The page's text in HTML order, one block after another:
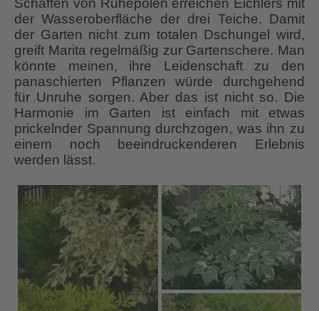
Schaffen von Ruhepolen erreichen Eichlers mit
der Wasseroberfläche der drei Teiche. Damit
der Garten nicht zum totalen Dschungel wird,
greift Marita regelmäßig zur Gartenschere. Man
könnte meinen, ihre Leidenschaft zu den
panaschierten Pflanzen würde durchgehend
für Unruhe sorgen. Aber das ist nicht so. Die
Harmonie im Garten ist einfach mit etwas
prickelnder Spannung durchzogen, was ihn zu
einem noch beeindruckenderen Erlebnis
werden lässt.